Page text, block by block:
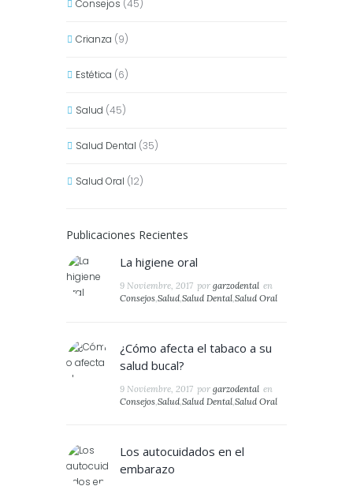
Consejos (45)
Crianza (9)
Estética (6)
Salud (45)
Salud Dental (35)
Salud Oral (12)
Publicaciones Recientes
La higiene oral
9 Noviembre, 2017 por garzodental en
Consejos,Salud,Salud Dental,Salud Oral
¿Cómo afecta el tabaco a su
salud bucal?
9 Noviembre, 2017 por garzodental en
Consejos,Salud,Salud Dental,Salud Oral
Los autocuidados en el
embarazo